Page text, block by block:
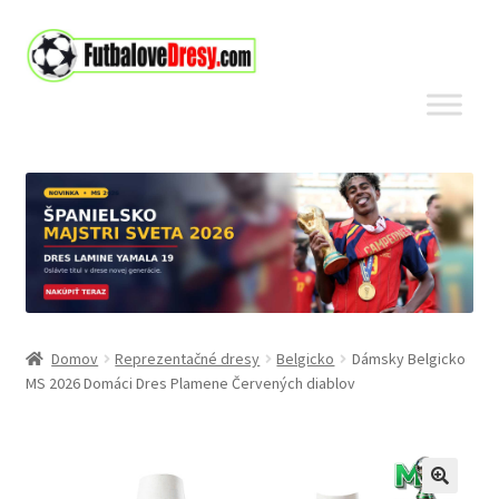
Preskočiť
na
Preskočiť
na
Domov Reprezentačné dresy Belgicko
Dámsky Belgicko
MS 2026 Domáci Dres Plamene Červených diablov